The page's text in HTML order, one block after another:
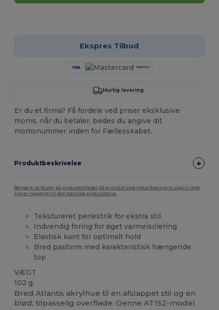
Ekspres Tilbud
Hurtig levering
Er du et firma? Få fordele ved priser eksklusive
moms, når du betaler, bedes du angive dit
momsnummer inden for Fællesskabet.
Produktbeskrivelse
Bemærk, at farven på produktbilledet på grund af skærmkalibrering muligvis ikke
svarer nøjagtigt til den faktiske produktfarve.
Tekstureret perlestrik for ekstra stil
Indvendig foring for øget varmeisolering
Elastisk kant for optimalt hold
Bred pasform med karakteristisk hængende
top
VÆGT
102 g.
Bred Atlantis akrylhue til en afslappet stil og en
blød, tilpasselig overflade. Denne AT152-model